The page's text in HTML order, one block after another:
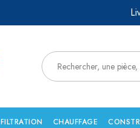
FILTRATION CHAUFFAGE